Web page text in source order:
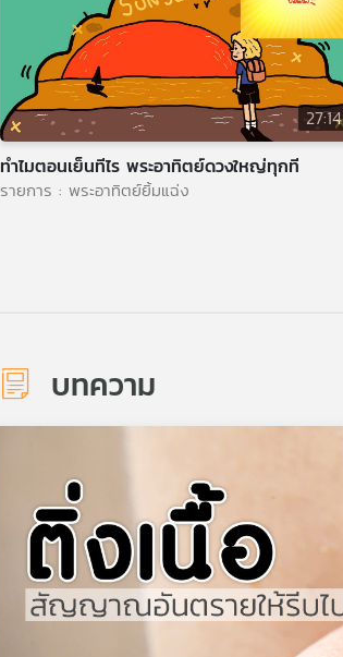
27:14
ทำไมตอนเย็นทีไร พระอาทิตย์ดวงใหญ่ทุกที
รายการ : พระอาทิตย์ยิ้มแฉ่ง
บทความ